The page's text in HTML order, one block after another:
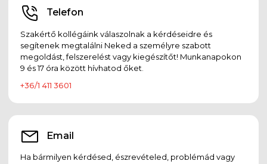
Telefon
Szakértő kollégáink válaszolnak a kérdéseidre és
segítenek megtalálni Neked a személyre szabott
megoldást, felszerelést vagy kiegészítőt! Munkanapokon
9 és 17 óra között hívhatod őket.
+36/1 411 3601
Email
Ha bármilyen kérdésed, észrevételed, problémád vagy